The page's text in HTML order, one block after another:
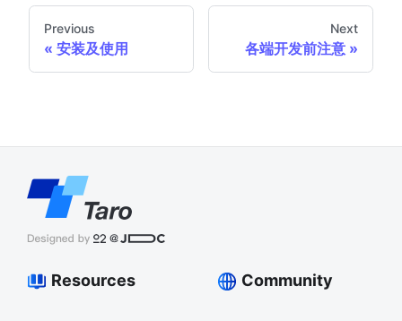
Previous
安装及使用
Next
各端开发前注意
Resources Community